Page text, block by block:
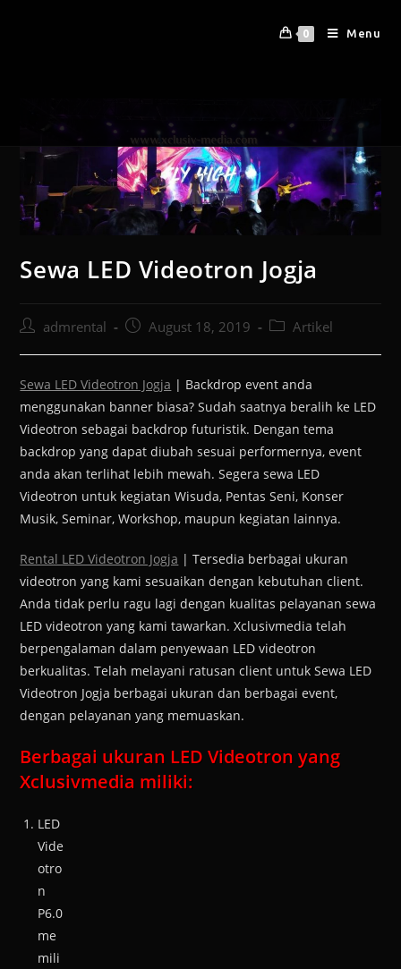
0 Menu
Sewa LED Videotron Jogja
admrental August 18, 2019 Artikel
Sewa LED Videotron Jogja | Backdrop event anda
menggunakan banner biasa? Sudah saatnya beralih ke LED
Videotron sebagai backdrop futuristik. Dengan tema
backdrop yang dapat diubah sesuai performernya, event
anda akan terlihat lebih mewah. Segera sewa LED
Videotron untuk kegiatan Wisuda, Pentas Seni, Konser
Musik, Seminar, Workshop, maupun kegiatan lainnya.
Rental LED Videotron Jogja | Tersedia berbagai ukuran
videotron yang kami sesuaikan dengan kebutuhan client.
Anda tidak perlu ragu lagi dengan kualitas pelayanan sewa
LED videotron yang kami tawarkan. Xclusivmedia telah
berpengalaman dalam penyewaan LED videotron
berkualitas. Telah melayani ratusan client untuk Sewa LED
Videotron Jogja berbagai ukuran dan berbagai event,
dengan pelayanan yang memuaskan.
Berbagai ukuran LED Videotron yang
Xclusivmedia miliki:
LED
Vide
otro
n
P6.0
me
mili